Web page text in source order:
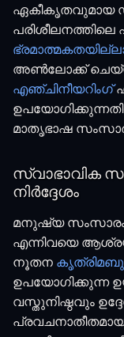
ഏകീകൃതവുമായ
അൺലോക്ക്
എഞ്ചിനീയറിംഗ്
മാതൃഭാഷ
സ്വാഭാവിക
നിർദ്ദേശം
മനുഷ്യ സംസാരം
എന്നിവയെ
നൂതന
ഉപയോഗിക്കുന്ന
വസ്തുനിഷ്ഠവും
പ്രവചനാതീതമായ